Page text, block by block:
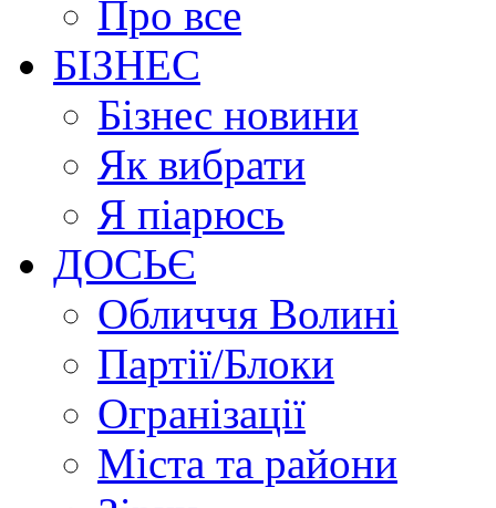
Про все
БІЗНЕС
Бізнес новини
Як вибрати
Я піарюсь
ДОСЬЄ
Обличчя Волині
Партії/Блоки
Огранізації
Міста та райони